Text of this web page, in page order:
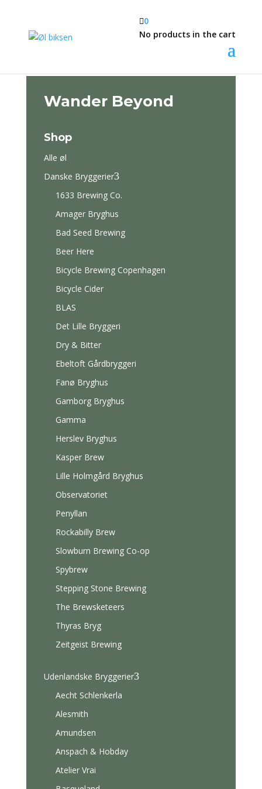
0
No products in the cart
Wander Beyond
Shop
Alle øl
Danske Bryggerier3
1633 Brewing Co.
Amager Bryghus
Bad Seed Brewing
Beer Here
Bicycle Brewing Copenhagen
Bicycle Cider
BLAS
Det Lille Bryggeri
Dry & Bitter
Ebeltoft Gårdbryggeri
Fanø Bryghus
Gamborg Bryghus
Gamma
Herslev Bryghus
Kasper Brew
Lille Holmgård Bryghus
Observatoriet
Penyllan
Rockabilly Brew
Slowburn Brewing Co-op
Spybrew
Stepping Stone Brewing
The Brewsketeers
Thyras Bryg
Zeitgeist Brewing
Udenlandske Bryggerier3
Aecht Schlenkerla
Alesmith
Amundsen
Anspach & Hobday
Atelier Vrai